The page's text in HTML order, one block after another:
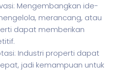
Mengembangkan ide-
merancang, atau
dapat memberikan
Industri properti dapat
jadi kemampuan untuk